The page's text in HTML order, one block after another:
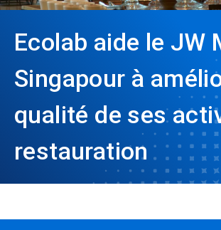
Ecolab aide le JW
Singapour à
qualité de ses
restauration